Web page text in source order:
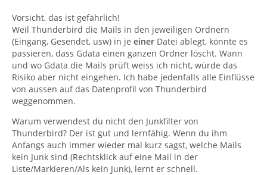
Vorsicht, das ist gefährlich!
Weil Thunderbird die Mails in den jeweiligen Ordnern
(Eingang, Gesendet, usw) in je einer Datei ablegt, könnte es
passieren, dass Gdata einen ganzen Ordner löscht. Wann
und wo Gdata die Mails prüft weiss ich nicht, würde das
Risiko aber nicht eingehen. Ich habe jedenfalls alle Einflüsse
von aussen auf das Datenprofil von Thunderbird
weggenommen.
Warum verwendest du nicht den Junkfilter von
Thunderbird? Der ist gut und lernfähig. Wenn du ihm
Anfangs auch immer wieder mal kurz sagst, welche Mails
kein Junk sind (Rechtsklick auf eine Mail in der
Liste/Markieren/Als kein Junk), lernt er schnell.